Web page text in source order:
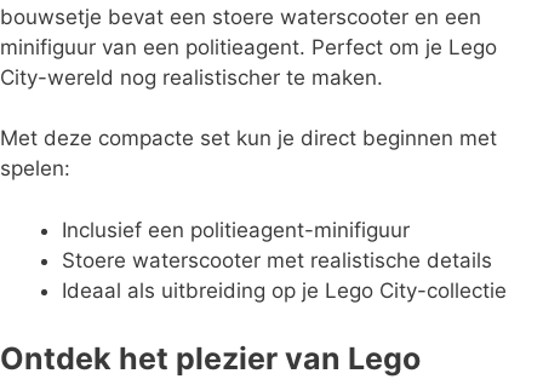
bouwsetje bevat een stoere waterscooter en een
minifiguur van een politieagent. Perfect om je Lego
City-wereld nog realistischer te maken.
Met deze compacte set kun je direct beginnen met
spelen:
Inclusief een politieagent-minifiguur
Stoere waterscooter met realistische details
Ideaal als uitbreiding op je Lego City-collectie
Ontdek het plezier van Lego